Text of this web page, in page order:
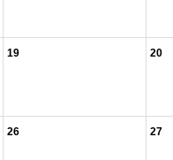
19 20
26 27